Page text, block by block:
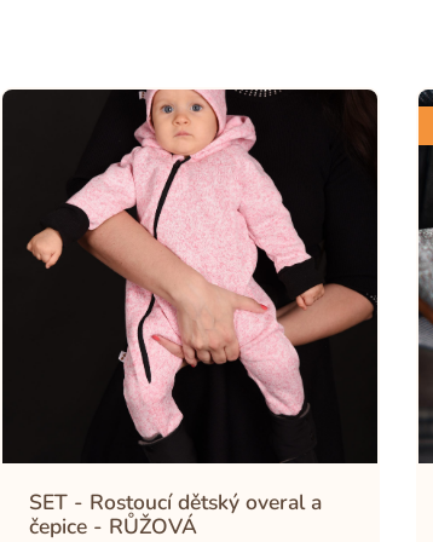
SET - Rostoucí dětský overal a
čepice - RŮŽOVÁ